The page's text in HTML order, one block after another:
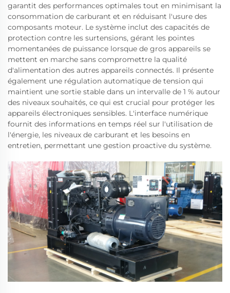
garantit des performances optimales tout en minimisant la
consommation de carburant et en réduisant l'usure des
composants moteur. Le système inclut des capacités de
protection contre les surtensions, gérant les pointes
momentanées de puissance lorsque de gros appareils se
mettent en marche sans compromettre la qualité
d'alimentation des autres appareils connectés. Il présente
également une régulation automatique de tension qui
maintient une sortie stable dans un intervalle de 1 % autour
des niveaux souhaités, ce qui est crucial pour protéger les
appareils électroniques sensibles. L'interface numérique
fournit des informations en temps réel sur l'utilisation de
l'énergie, les niveaux de carburant et les besoins en
entretien, permettant une gestion proactive du système.